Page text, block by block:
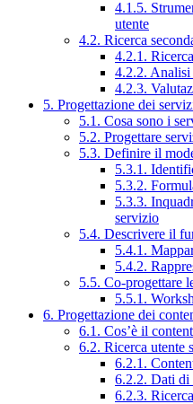
4.1.5.
utente
4.2. Ricerca
4.2.1.
4.2.2. Analisi
4.2.3.
5. Progettazione dei
5.1. Cosa sono i
5.2. Progettare
5.3. Definire il
5.3.1.
5.3.2.
5.3.3.
servizio
5.4. Descrivere il
5.4.1.
5.4.2.
5.5. Co-progettare
5.5.1.
6. Progettazione dei
6.1. Cos’è il
6.2. Ricerca utente
6.2.1.
6.2.2. Dati di
6.2.3.